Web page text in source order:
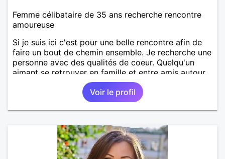
Femme célibataire de 35 ans recherche rencontre
amoureuse
Si je suis ici c'est pour une belle rencontre afin de
faire un bout de chemin ensemble. Je recherche une
personne avec des qualités de coeur. Quelqu'un
aimant se retrouver en famille et entre amis autour
d'un bon repas, d'un pique-nique sur la plage, pour
des balades à deux ou entre amis etc...
Voir le profil